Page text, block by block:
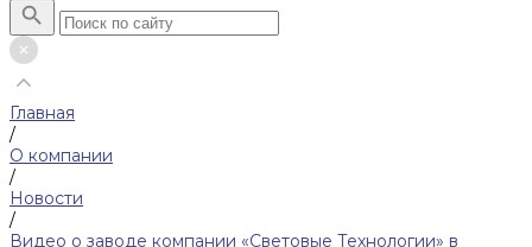
Главная
/
О компании
/
Новости
/
Видео о заводе компании «Световые Технологии» в